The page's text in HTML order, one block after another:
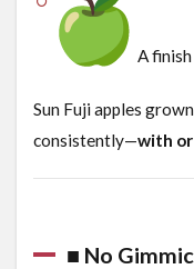
A
Sun Fuji apples
consistently—with
■ No